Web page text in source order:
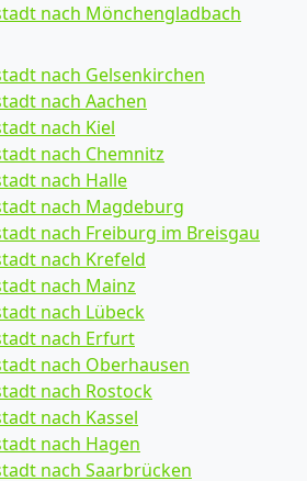
nach Mönchen­gladbach
nach Gelsenkirchen
nach Aachen
nach Kiel
nach Chemnitz
nach Halle
nach Magdeburg
nach Freiburg im Breisgau
nach Krefeld
nach Mainz
nach Lübeck
nach Erfurt
nach Oberhausen
nach Rostock
nach Kassel
nach Hagen
nach Saarbrücken